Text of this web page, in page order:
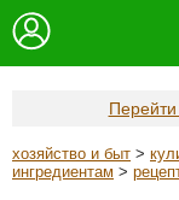
хозяйство и быт >
ингредиентам >